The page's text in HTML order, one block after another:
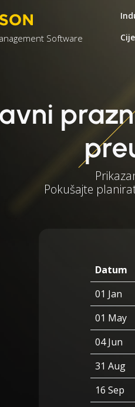
Software
Pokušajte
Datum
01 Jan
01 May
04 Jun
31 Aug
16 Sep